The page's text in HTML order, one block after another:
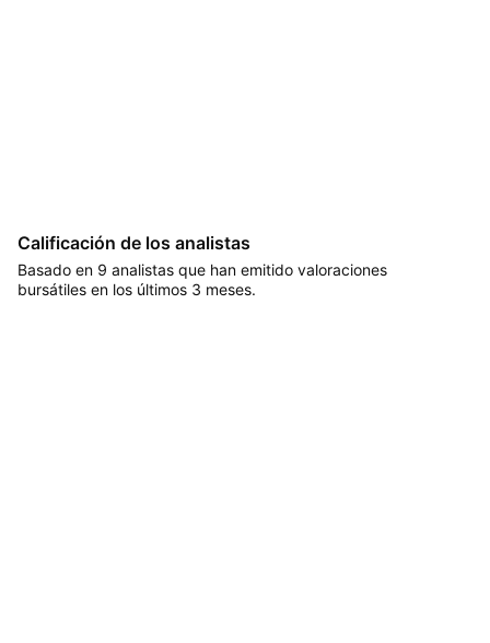
Calificación de los analistas
Basado en 9 analistas que han emitido valoraciones
bursátiles en los últimos 3 meses.